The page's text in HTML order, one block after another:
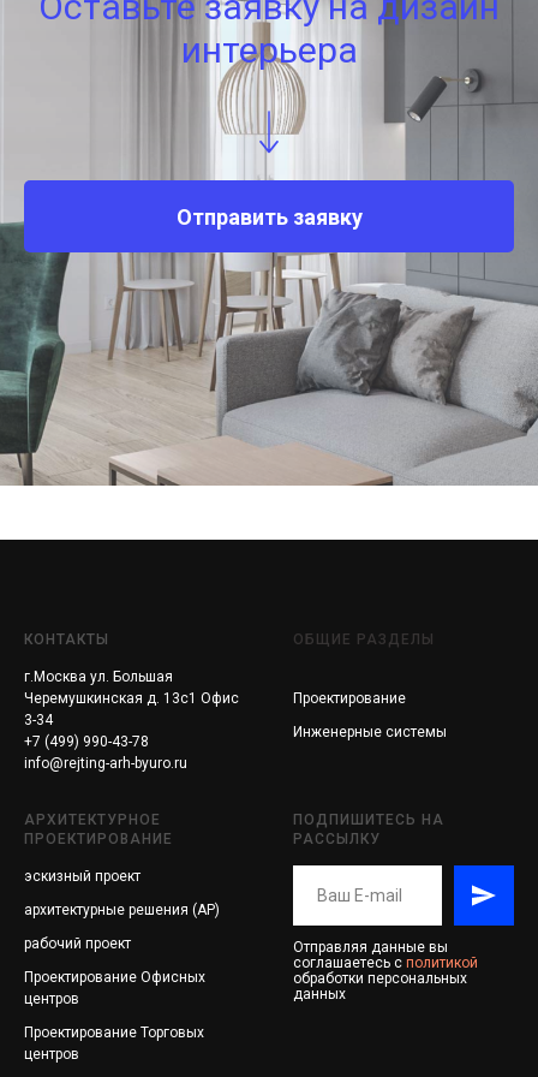
интерьера
Отправить заявку
КОНТАКТЫ
г.Москва ул. Большая
Черемушкинская д. 13с1 Офис
3-34
+7 (499) 990-43-78
info@rejting-arh-byuro.ru
ОБЩИЕ РАЗДЕЛЫ
Проектирование
Инженерные системы
АРХИТЕКТУРНОЕ
ПРОЕКТИРОВАНИЕ
эскизный проект
архитектурные решения (АР)
рабочий проект
Проектирование Офисных
центров
Проектирование Торговых
центров
ПОДПИШИТЕСЬ НА
РАССЫЛКУ
Отправляя данные вы
соглашаетесь с политикой
обработки персональных
данных